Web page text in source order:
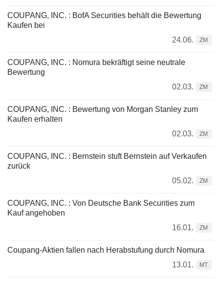
COUPANG, INC. : BofA Securities behält die Bewertung
Kaufen bei
24.06.
ZM
COUPANG, INC. : Nomura bekräftigt seine neutrale
Bewertung
02.03.
ZM
COUPANG, INC. : Bewertung von Morgan Stanley zum
Kaufen erhalten
02.03.
ZM
COUPANG, INC. : Bernstein stuft Bernstein auf Verkaufen
zurück
05.02.
ZM
COUPANG, INC. : Von Deutsche Bank Securities zum
Kauf angehoben
16.01.
ZM
Coupang-Aktien fallen nach Herabstufung durch Nomura
13.01.
MT